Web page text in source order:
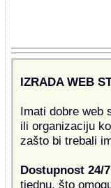
IZRADA WEB
Imati dobre web
ili organizaciju
zašto bi trebali
Dostupnost 24/7
tjednu, što